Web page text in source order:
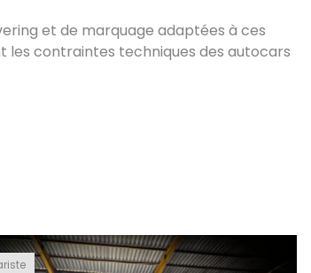
et de marquage adaptées à ces
les contraintes techniques des autocars